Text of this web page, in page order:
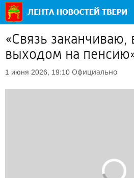
«Связь заканчиваю,
выходом на
1 июня 2026, 19:10 Официально